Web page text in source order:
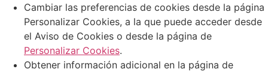
Cambiar las preferencias de cookies desde la página
Personalizar Cookies, a la que puede acceder desde
el Aviso de Cookies o desde la página de
Personalizar Cookies.
Obtener información adicional en la página de